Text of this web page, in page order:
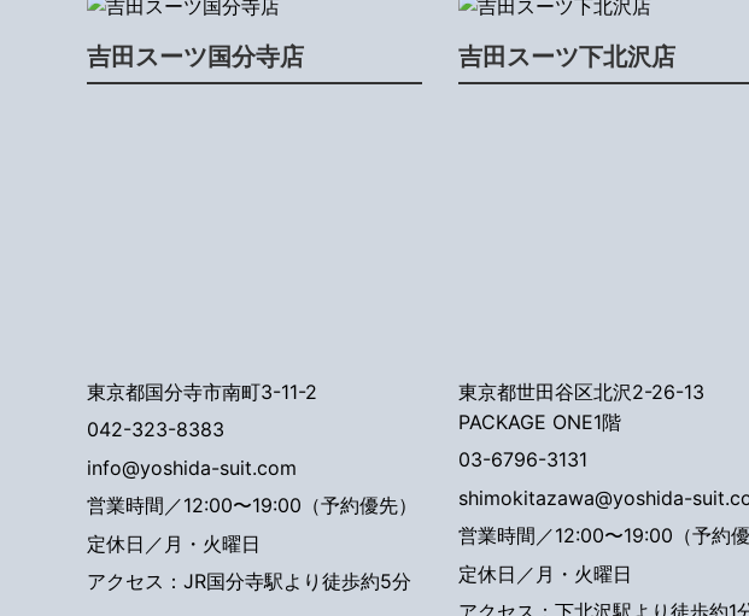
吉田スーツ国分寺店
東京都国分寺市南町3-11-2
042-323-8383
info@yoshida-suit.com
営業時間／12:00〜19:00（予約優先）
定休日／月・火曜日
アクセス：JR国分寺駅より徒歩約5分
吉田スーツ下北沢店
東京都世田谷区北沢2-26-13
PACKAGE ONE1階
03-6796-3131
shimokitazawa@yoshida-
営業時間／12:00〜19:00（予約優
定休日／月・火曜日
アクセス：下北沢駅より徒歩約1